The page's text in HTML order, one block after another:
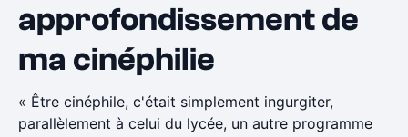
approfondissement de
ma cinéphilie
« Être cinéphile, c'était simplement ingurgiter,
parallèlement à celui du lycée, un autre programme